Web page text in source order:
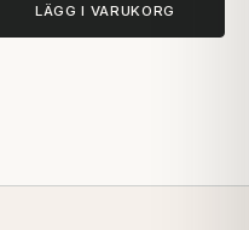
LÄGG I VARUKORG